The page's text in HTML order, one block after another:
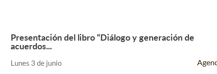
Leer Más +
Presentación del libro “Diálogo y generación de
acuerdos...
Lunes 3 de junio